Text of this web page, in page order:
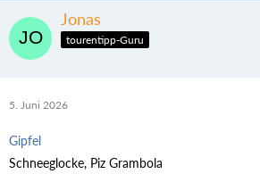
Jonas
tourentipp-Guru
5. Juni 2026
Gipfel
Schneeglocke, Piz Grambola